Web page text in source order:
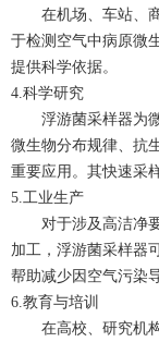
在机场、车站、商
于检测空气中病原微
提供科学依据。
4.科学研究
浮游菌采样器为微
微生物分布规律、抗
重要应用。其快速采
5.工业生产
对于涉及高洁净要
加工，浮游菌采样器
帮助减少因空气污染
6.教育与培训
在高校、研究机